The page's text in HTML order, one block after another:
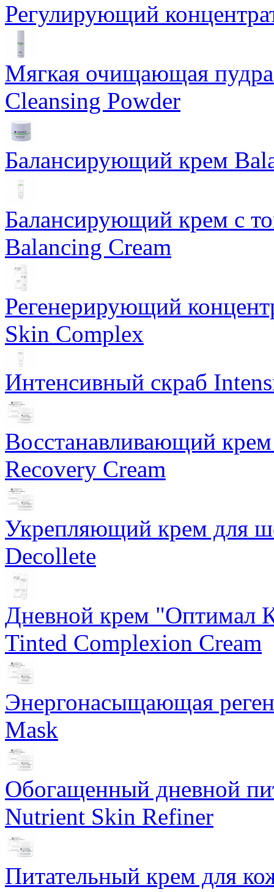
Регулирующий
Мягкая очищающая
Cleansing Powder
Балансирующий крем
Балансирующий крем с
Balancing Cream
Регенерирующий
Skin Complex
Интенсивный скраб
Восстанавливающий
Recovery Cream
Укрепляющий крем для
Decollete
Дневной крем "Оптимал
Tinted Complexion Cream
Энергонасыщающая
Mask
Обогащенный дневной
Nutrient Skin Refiner
Питательный крем для